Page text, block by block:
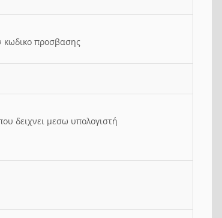
κωδικο προσβασης
δειχνει μεσω υπολογιστή